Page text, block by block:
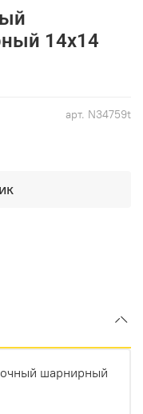
арт. N34759t
14x14
шарнирный